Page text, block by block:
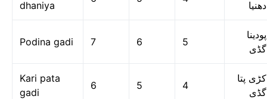
dhaniya
دھنیا
Podina gadi 7 6 5
پودینا
گڈی
Kari pata
gadi
6 5 4
کڑی پتا
گڈی